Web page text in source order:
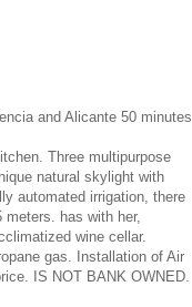
and Alicante 50 minutes
Three multipurpose
natural skylight with
automated irrigation, there
has with her,
wine cellar.
gas. Installation of Air
IS NOT BANK OWNED.